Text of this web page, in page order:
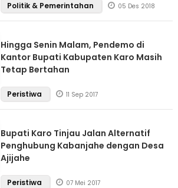
Politik & Pemerintahan 05 Des 2018
Hingga Senin Malam, Pendemo di
Kantor Bupati Kabupaten Karo Masih
Tetap Bertahan
Peristiwa 11 Sep 2017
Bupati Karo Tinjau Jalan Alternatif
Penghubung Kabanjahe dengan Desa
Ajijahe
Peristiwa 07 Mei 2017